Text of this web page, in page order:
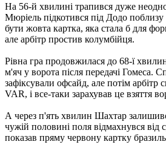
На 56-й хвилині трапився дуже
Мюріель підкотився під Додо
бути жовта картка, яка стала б для
але арбітр простив колумбійця.
Рівна гра продовжилася до 68-ї
м'яч у ворота після передачі Гомеса.
зафіксували офсайд, але потім арбітр
VAR, і все-таки зарахував це взяття
А через п'ять хвилин Шахтар
чужій половині поля відмахнувся від
показав пряму червону картку